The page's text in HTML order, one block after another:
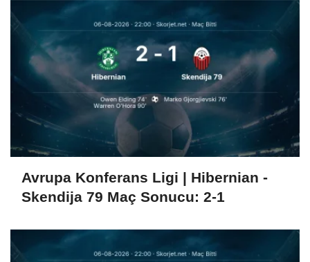
Avrupa Konferans Ligi | Hibernian -
Skendija 79 Maç Sonucu: 2-1